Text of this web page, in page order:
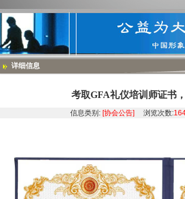
详细信息
考取GFA礼仪培训师证书
信息类别: [协会公告] 浏览次数: